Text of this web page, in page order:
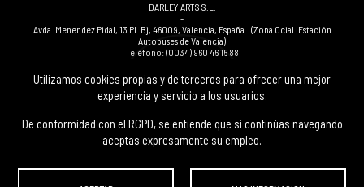
Utilizamos cookies propias y de terceros para ofrecer una mejor
experiencia y servicio a los usuarios.
De conformidad con el RGPD, se entiende que si continúas navegando
aceptas expresamente su empleo.
DARLEY ARTS S.L.
-
Avda. Menendez Pidal, 13 Pl. Bj, 46009, Valencia, España (Zona Ccial. Estación
Autobuses de Valencia)
Teléfono:(0034) 960 46 16 88
(0034) 963 40 48 21
-
(0034) 669 53 68 89(solo WhatsApp)
info@subastasdarley.com